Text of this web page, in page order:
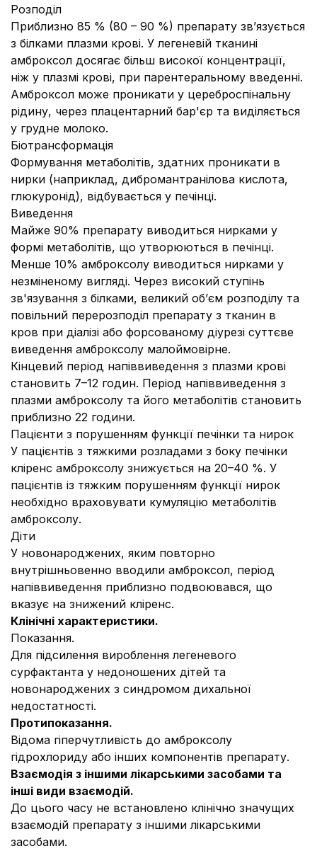
Розподіл
Приблизно 85 % (80 – 90 %) препарату зв’язується
з білками плазми крові. У легеневій тканині
амброксол досягає більш високої концентрації,
ніж у плазмі крові, при парентеральному введенні.
Амброксол може проникати у цереброспінальну
рідину, через плацентарний бар'єр та виділяється
у грудне молоко.
Біотрансформація
Формування метаболітів, здатних проникати в
нирки (наприклад, дибромантранілова кислота,
глюкуронід), відбувається у печінці.
Виведення
Майже 90% препарату виводиться нирками у
формі метаболітів, що утворюються в печінці.
Менше 10% амброксолу виводиться нирками у
незміненому вигляді. Через високий ступінь
зв'язування з білками, великий об’єм розподілу та
повільний перерозподіл препарату з тканин в
кров при діалізі або форсованому діурезі суттєве
виведення амброксолу малоймовірне.
Кінцевий період напіввиведення з плазми крові
становить 7–12 годин. Період напіввиведення з
плазми амброксолу та його метаболітів становить
приблизно 22 години.
Пацієнти з порушенням функції печінки та нирок
У пацієнтів з тяжкими розладами з боку печінки
кліренс амброксолу знижується на 20–40 %. У
пацієнтів із тяжким порушенням функції нирок
необхідно враховувати кумуляцію метаболітів
амброксолу.
Діти
У новонароджених, яким повторно
внутрішньовенно вводили амброксол, період
напіввиведення приблизно подвоювався, що
вказує на знижений кліренс.
Клінічні характеристики.
Показання.
Для підсилення вироблення легеневого
сурфактанта у недоношених дітей та
новонароджених з синдромом дихальної
недостатності.
Протипоказання.
Відома гіперчутливість до амброксолу
гідрохлориду або інших компонентів препарату.
Взаємодія з іншими лікарськими засобами та
інші види взаємодій.
До цього часу не встановлено клінічно значущих
взаємодій препарату з іншими лікарськими
засобами.